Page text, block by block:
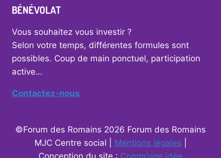
BÉNÉVOLAT
Vous souhaitez vous investir ?
Selon votre temps, différentes formules sont
possibles. Coup de main ponctuel, participation
active…
Contactez-nous
©Forum des Romains 2026 Forum des Romains
MJC Centre social | Mentions légales
Conception du site : Comm'une idée